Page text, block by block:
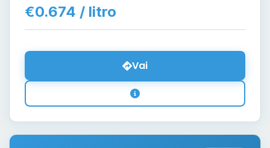
€0.674 / litro
Vai